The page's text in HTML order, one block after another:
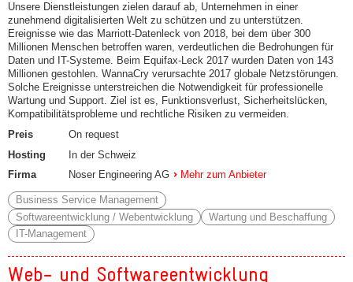
Unsere Dienstleistungen zielen darauf ab, Unternehmen in einer
zunehmend digitalisierten Welt zu schützen und zu unterstützen.
Ereignisse wie das Marriott-Datenleck von 2018, bei dem über 300
Millionen Menschen betroffen waren, verdeutlichen die Bedrohungen für
Daten und IT-Systeme. Beim Equifax-Leck 2017 wurden Daten von 143
Millionen gestohlen. WannaCry verursachte 2017 globale Netzstörungen.
Solche Ereignisse unterstreichen die Notwendigkeit für professionelle
Wartung und Support. Ziel ist es, Funktionsverlust, Sicherheitslücken,
Kompatibilitätsprobleme und rechtliche Risiken zu vermeiden.
Preis
On request
Hosting
In der Schweiz
Firma
Noser Engineering AG Mehr zum Anbieter
Business Service Management
Softwareentwicklung / Webentwicklung
Wartung und Beschaffung
IT-Management
Web- und Softwareentwicklung